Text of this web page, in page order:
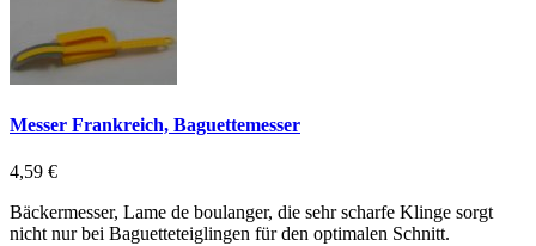
Messer Frankreich, Baguettemesser
4,59 €
Bäckermesser, Lame de boulanger, die sehr scharfe Klinge sorgt
nicht nur bei Baguetteteiglingen für den optimalen Schnitt.